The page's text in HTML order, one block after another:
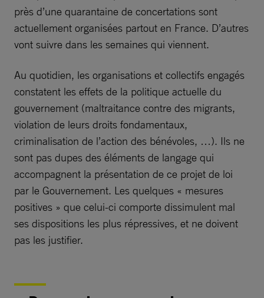
près d’une quarantaine de concertations sont
actuellement organisées partout en France. D’autres
vont suivre dans les semaines qui viennent.
Au quotidien, les organisations et collectifs engagés
constatent les effets de la politique actuelle du
gouvernement (maltraitance contre des migrants,
violation de leurs droits fondamentaux,
criminalisation de l’action des bénévoles, …). Ils ne
sont pas dupes des éléments de langage qui
accompagnent la présentation de ce projet de loi
par le Gouvernement. Les quelques « mesures
positives » que celui-ci comporte dissimulent mal
ses dispositions les plus répressives, et ne doivent
pas les justifier.